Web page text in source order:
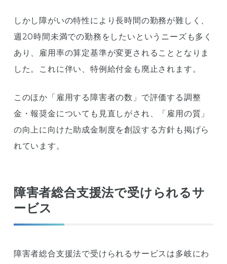
しかし障がいの特性により長時間の勤務が難しく、
週20時間未満での勤務をしたいというニーズも多く
あり、雇用率の算定基準が変更されることとなりま
した。これに伴い、特例給付金も廃止されます。
このほか「雇用する障害者の数」で評価する調整
金・報奨金についても見直しがされ、「雇用の質」
の向上に向けた助成金制度を創設する方針も掲げら
れています。
障害者総合支援法で受けられるサ
ービス
障害者総合支援法で受けられるサービスは多岐にわ